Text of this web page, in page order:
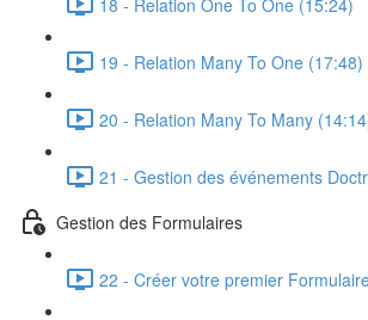
19 - Relation Many To One (17:48)
20 - Relation Many To Many
21 - Gestion des événements
Gestion des Formulaires
22 - Créer votre premier